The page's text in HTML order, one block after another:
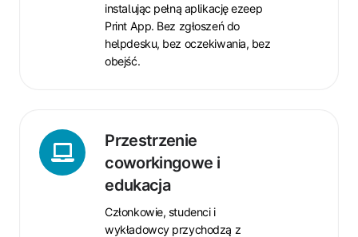
instalując pełną aplikację ezeep
Print App. Bez zgłoszeń do
helpdesku, bez oczekiwania, bez
obejść.
Przestrzenie
coworkingowe i
edukacja
Członkowie, studenci i
wykładowcy przychodzą z
coworkingowe
edukacja